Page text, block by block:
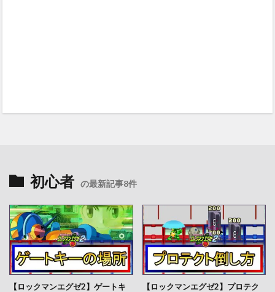
初心者 の最新記事8件
【ロックマンエグゼ2】ゲートキ
【ロックマンエグゼ2】プロテク